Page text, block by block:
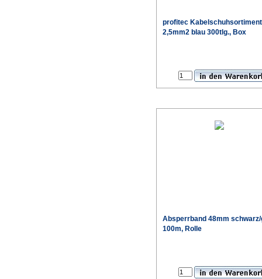
profitec
2,5mm2 blau 300tlg., Box
Absperrband 48mm
100m, Rolle